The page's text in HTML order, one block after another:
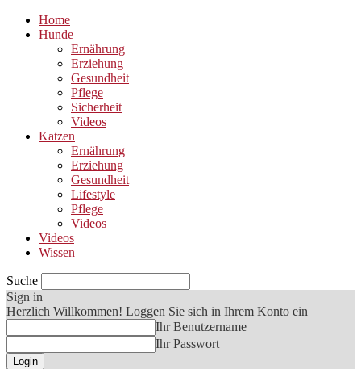
Home
Hunde
Ernährung
Erziehung
Gesundheit
Pflege
Sicherheit
Videos
Katzen
Ernährung
Erziehung
Gesundheit
Lifestyle
Pflege
Videos
Videos
Wissen
Suche
Sign in
Herzlich Willkommen! Loggen Sie sich in Ihrem Konto ein
Ihr Benutzername
Ihr Passwort